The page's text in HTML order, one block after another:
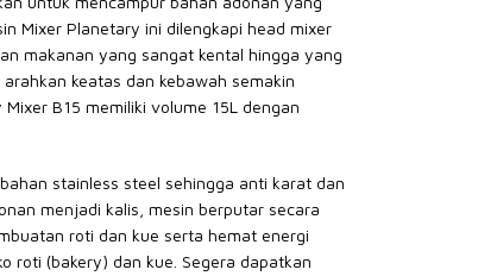
Mixer Planetary ini dilengkapi head mixer
makanan yang sangat kental hingga yang
keatas dan kebawah semakin
B15 memiliki volume 15L dengan
stainless steel sehingga anti karat dan
menjadi kalis, mesin berputar secara
roti dan kue serta hemat energi
roti (bakery) dan kue. Segera dapatkan